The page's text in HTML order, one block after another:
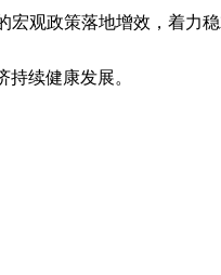
宏观政策落地增效，着力
续健康发展。